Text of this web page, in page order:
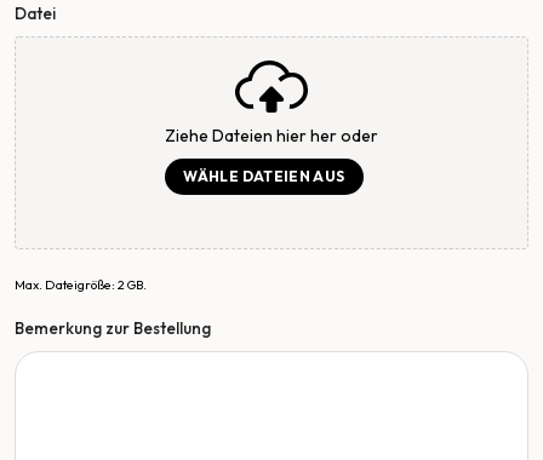
Datei
Ziehe Dateien hier her oder
WÄHLE DATEIEN AUS
Max. Dateigröße: 2 GB.
Bemerkung zur Bestellung